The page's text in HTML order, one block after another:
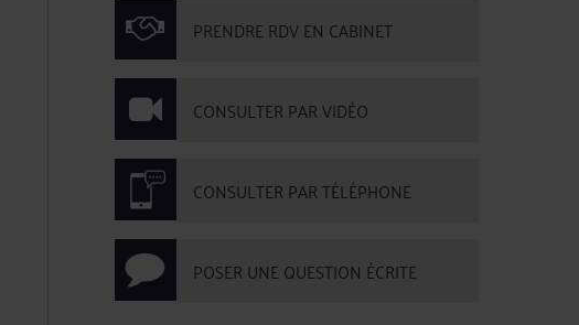
PRENDRE RDV EN CABINET
CONSULTER PAR VIDÉO
CONSULTER PAR TÉLÉPHONE
POSER UNE QUESTION ÉCRITE